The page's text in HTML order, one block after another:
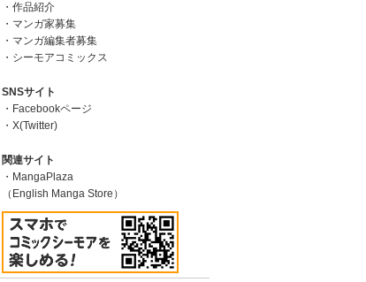
作品紹介
マンガ家募集
マンガ編集者募集
シーモアコミックス
SNSサイト
Facebookページ
X(Twitter)
関連サイト
MangaPlaza
（English Manga Store）